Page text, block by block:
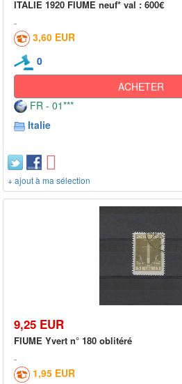
ITALIE 1920 FIUME neuf* val : 600€
3,60 EUR
0
ACHETER
FR - 01***
Italie
+ ajout à ma sélection
9,25 EUR
FIUME Yvert n° 180 oblitéré
1,95 EUR